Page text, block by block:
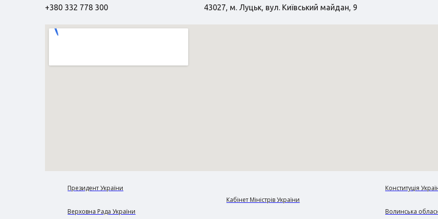
+380 332 778 300 43027, м. Луцьк, вул. Київський майдан, 9
Президент України
Верховна Рада України
Кабінет Міністрів України
Конституція
Волинська